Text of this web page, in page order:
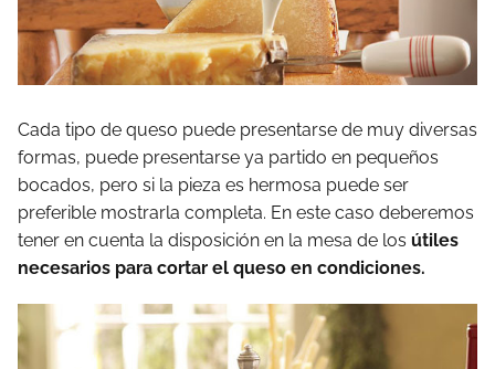
Cada tipo de queso puede presentarse de muy diversas
formas, puede presentarse ya partido en pequeños
bocados, pero si la pieza es hermosa puede ser
preferible mostrarla completa. En este caso deberemos
tener en cuenta la disposición en la mesa de los útiles
necesarios para cortar el queso en condiciones.